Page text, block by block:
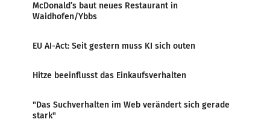
McDonald’s baut neues Restaurant in
Waidhofen/Ybbs
EU AI-Act: Seit gestern muss KI sich outen
Hitze beeinflusst das Einkaufsverhalten
"Das Suchverhalten im Web verändert sich gerade
stark"